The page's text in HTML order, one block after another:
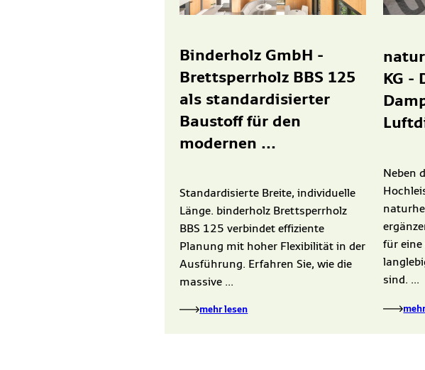
Binderholz GmbH -
Brettsperrholz BBS 125
als standardisierter
Baustoff für den
modernen ...
Standardisierte Breite, individuelle
Länge. binderholz Brettsperrholz
BBS 125 verbindet effiziente
Planung mit hoher Flexibilität in der
Ausführung. Erfahren Sie, wie die
massive ...
mehr lesen
KG -
Neben
für
sind. ...